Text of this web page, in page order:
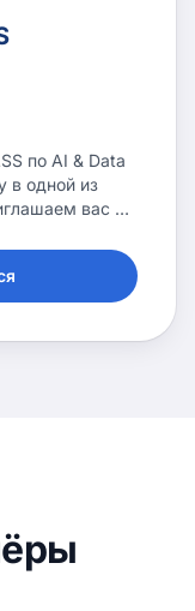
по AI & Data
в одной из
профессии в AI
как проходит
нужны